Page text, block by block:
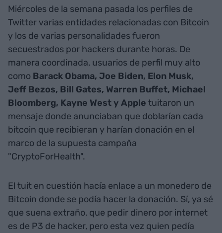
Miércoles de la semana pasada los perfiles de
Twitter varias entidades relacionadas con Bitcoin
y los de varias personalidades fueron
secuestrados por hackers durante horas. De
manera coordinada, usuarios de perfil muy alto
como Barack Obama, Joe Biden, Elon Musk,
Jeff Bezos, Bill Gates, Warren Buffet, Michael
Bloomberg, Kayne West y Apple tuitaron un
mensaje donde anunciaban que doblarían cada
bitcoin que recibieran y harían donación en el
marco de la supuesta campaña
"CryptoForHealth".
El tuit en cuestión hacía enlace a un monedero de
Bitcoin donde se podía hacer la donación. Sí, ya sé
que suena extraño, que pedir dinero por internet
es de P3 de hacker, pero esta vez quien pedía